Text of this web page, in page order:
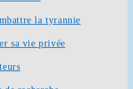
la tyrannie
sa vie privée